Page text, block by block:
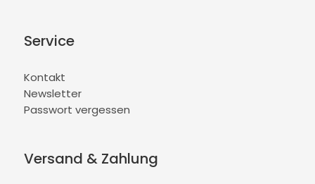
Service
Kontakt
Newsletter
Passwort vergessen
Versand & Zahlung